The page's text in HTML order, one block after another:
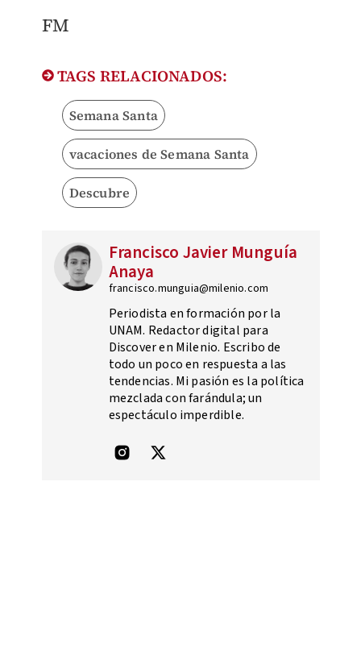
FM
TAGS RELACIONADOS:
Semana Santa
vacaciones de Semana Santa
Descubre
Francisco Javier Munguía
Anaya
francisco.munguia@milenio.com
Periodista en formación por la
UNAM. Redactor digital para
Discover en Milenio. Escribo de
todo un poco en respuesta a las
tendencias. Mi pasión es la política
mezclada con farándula; un
espectáculo imperdible.